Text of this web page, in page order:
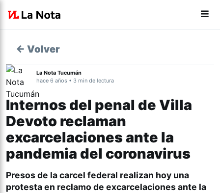
← Volver
La Nota Tucumán
hace 6 años • 3 min de lectura
Internos del penal de Villa
Devoto reclaman
excarcelaciones ante la
pandemia del coronavirus
Presos de la carcel federal realizan hoy una
protesta en reclamo de excarcelaciones ante la